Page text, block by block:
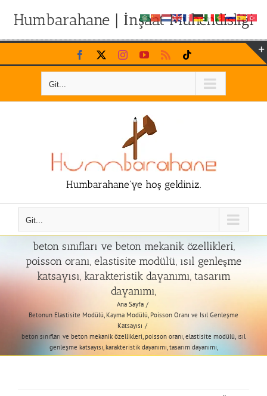
Humbarahane | İnşaat Mühendisliği
Skip
to
Facebook InstagramYouTubeRss
Git...
Humbarahane'ye hoş geldiniz.
Git...
beton sınıfları ve beton mekanik özellikleri,
poisson oranı, elastisite modülü, ısıl genleşme
katsayısı, karakteristik dayanımı, tasarım
dayanımı,
Ana Sayfa
Betonun Elastisite Modülü, Kayma Modülü, Poisson Oranı ve Isıl Genleşme
Katsayısı
beton sınıfları ve beton mekanik özellikleri, poisson oranı, elastisite modülü, ısıl
genleşme katsayısı, karakteristik dayanımı, tasarım dayanımı,